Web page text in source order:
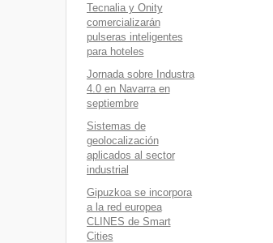
Tecnalia y Onity
comercializarán
pulseras inteligentes
para hoteles
Jornada sobre Industra
4.0 en Navarra en
septiembre
Sistemas de
geolocalización
aplicados al sector
industrial
Gipuzkoa se incorpora
a la red europea
CLINES de Smart
Cities